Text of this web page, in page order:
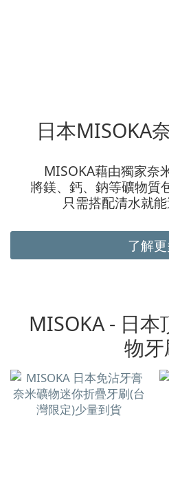
日本MISOKA
MISOKA藉由獨家奈
將鎂、鈣、鈉等礦物質
只需搭配清水就
了解
MISOKA - 日
物牙